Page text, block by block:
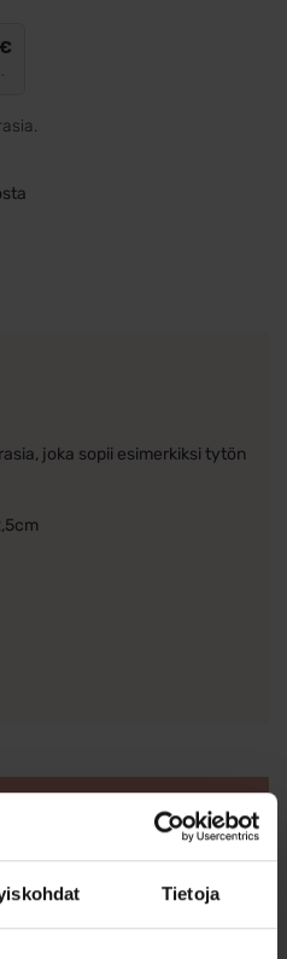
Tietoja
joka sopii esimerkiksi tytön
tai korun